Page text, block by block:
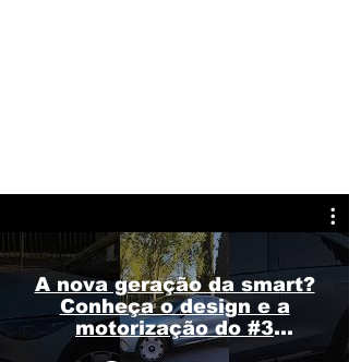
A nova geração da smart?
Conheça o design e a
motorização do #3
Premium